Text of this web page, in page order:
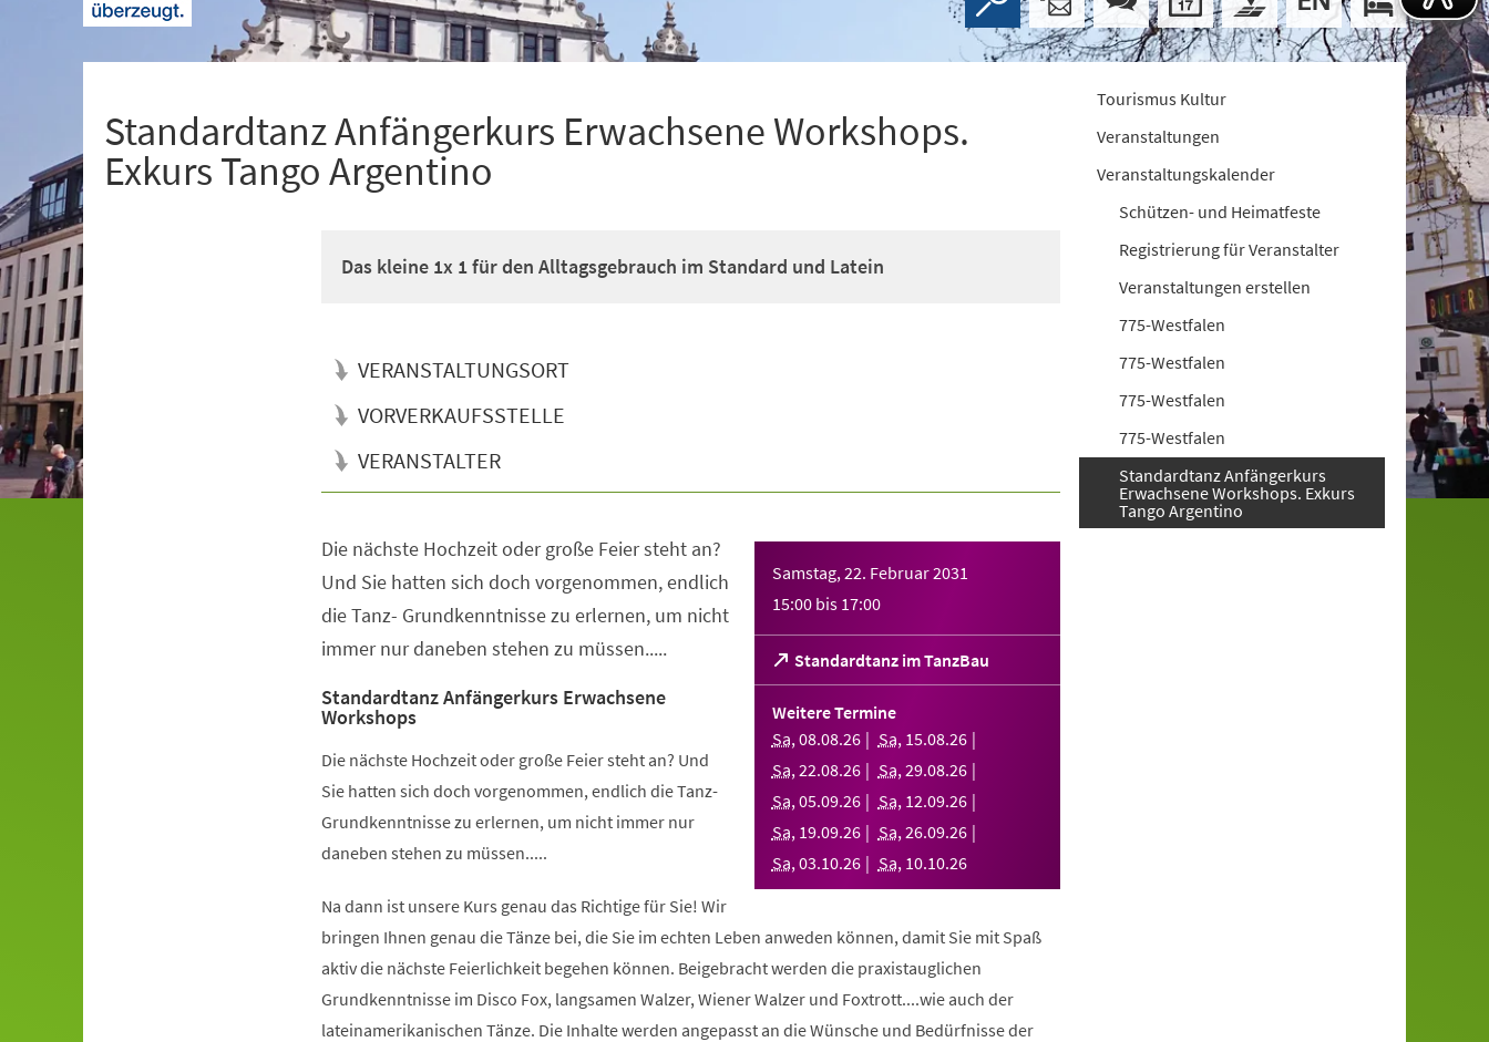
Standardtanz Anfängerkurs Erwachsene Workshops.
Exkurs Tango Argentino
Das kleine 1x 1 für den Alltagsgebrauch im Standard und Latein
VERANSTALTUNGSORT
VORVERKAUFSSTELLE
VERANSTALTER
Samstag, 22. Februar 2031
15:00 bis 17:00
Standardtanz im TanzBau
(Öffnet
in
einem
Tab)
Weitere Termine
Sa,08.08.26 Sa, 15.08.26
Sa,22.08.26 Sa,29.08.26
Sa,05.09.26 Sa, 12.09.26
Sa, 19.09.26 Sa,26.09.26
Sa,03.10.26 Sa, 10.10.26
Die nächste Hochzeit oder große Feier steht an?
Und Sie hatten sich doch vorgenommen, endlich
die Tanz- Grundkenntnisse zu erlernen, um nicht
immer nur daneben stehen zu müssen.....
Standardtanz Anfängerkurs Erwachsene
Workshops
Die nächste Hochzeit oder große Feier steht an? Und
Sie hatten sich doch vorgenommen, endlich die Tanz-
Grundkenntnisse zu erlernen, um nicht immer nur
daneben stehen zu müssen.....
Na dann ist unsere Kurs genau das Richtige für Sie! Wir
bringen Ihnen genau die Tänze bei, die Sie im echten Leben anweden können, damit Sie mit Spaß
aktiv die nächste Feierlichkeit begehen können. Beigebracht werden die praxistauglichen
Grundkenntnisse im Disco Fox, langsamen Walzer, Wiener Walzer und Foxtrott....wie auch der
lateinamerikanischen Tänze. Die Inhalte werden angepasst an die Wünsche und Bedürfnisse der
Tourismus Kultur
Veranstaltungen
Veranstaltungskalender
Schützen- und Heimatfeste
Registrierung für Veranstalter
Veranstaltungen erstellen
775-Westfalen
775-Westfalen
775-Westfalen
775-Westfalen
Standardtanz Anfängerkurs
Erwachsene Workshops. Exkurs
Tango Argentino